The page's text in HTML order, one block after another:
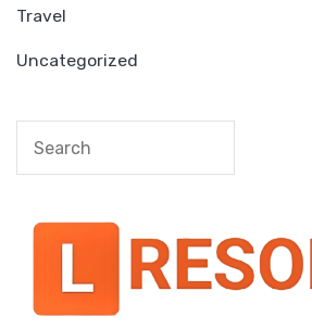
Travel
Uncategorized